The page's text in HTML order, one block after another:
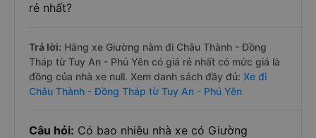
rẻ nhất?
Trả lời: Hãng xe Giường nằm đi Châu Thành - Đồng
Tháp từ Tuy An - Phú Yên có giá rẻ nhất có mức giá là
đồng của nhà xe null. Xem danh sách đầy đủ: Xe đi
Châu Thành - Đồng Tháp từ Tuy An - Phú Yên
Câu hỏi: Có bao nhiêu nhà xe có Giường